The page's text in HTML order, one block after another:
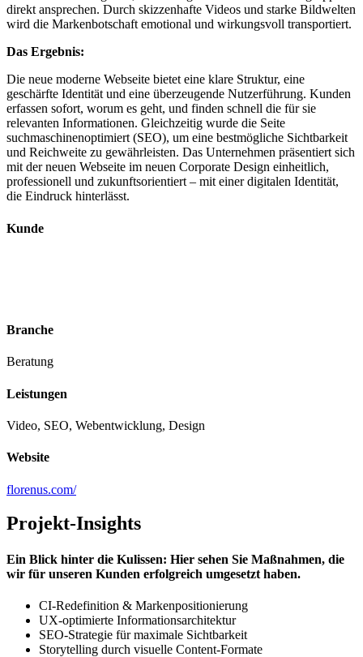
direkt ansprechen. Durch skizzenhafte Videos und starke Bildwelten
wird die Markenbotschaft emotional und wirkungsvoll transportiert.
Das Ergebnis:
Die neue moderne Webseite bietet eine klare Struktur, eine
geschärfte Identität und eine überzeugende Nutzerführung. Kunden
erfassen sofort, worum es geht, und finden schnell die für sie
relevanten Informationen. Gleichzeitig wurde die Seite
suchmaschinenoptimiert (SEO), um eine bestmögliche Sichtbarkeit
und Reichweite zu gewährleisten. Das Unternehmen präsentiert sich
mit der neuen Webseite im neuen Corporate Design einheitlich,
professionell und zukunftsorientiert – mit einer digitalen Identität,
die Eindruck hinterlässt.
Kunde
Branche
Beratung
Leistungen
Video, SEO, Webentwicklung, Design
Website
florenus.com/
Projekt-Insights
Ein Blick hinter die Kulissen: Hier sehen Sie Maßnahmen, die
wir für unseren Kunden erfolgreich umgesetzt haben.
CI-Redefinition & Markenpositionierung
UX-optimierte Informationsarchitektur
SEO-Strategie für maximale Sichtbarkeit
Storytelling durch visuelle Content-Formate